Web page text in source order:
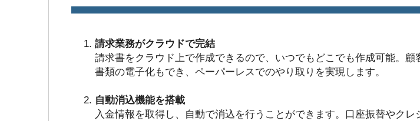
請求業務がクラウドで完結
請求書をクラウド上で作成できるので、いつでもどこでも作成可能。顧
書類の電子化もでき、ペーパーレスでのやり取りを実現します。
自動消込機能を搭載
入金情報を取得し、自動で消込を行うことができます。口座振替やクレ